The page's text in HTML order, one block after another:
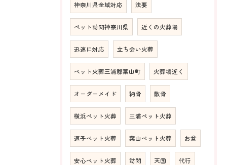
神奈川県全域対応 法要
ペット訪問神奈川県 近くの火葬場
迅速に対応 立ち会い火葬
ペット火葬三浦郡葉山町 火葬場近く
オーダーメイド 納骨 散骨
横浜ペット火葬 三浦ペット火葬
逗子ペット火葬 葉山ペット火葬 お盆
安心ペット火葬 訪問 天国 代行